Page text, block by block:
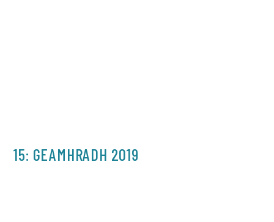
15: GEAMHRADH 2019